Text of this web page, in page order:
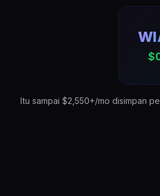
Itu sampai $2,550+/mo disimpan